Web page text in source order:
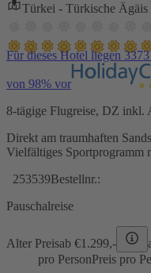
Türkei - Türkische Ägäis
Für dieses Hotel liegen
von 98% vor
8-tägige Flugreise, DZ inkl.
Direkt am traumhaften
Vielfältiges Sportprogramm
253539Bestellnr.:
Pauschalreise
Alter Preisab €1.299,-
pro PersonPreis pro